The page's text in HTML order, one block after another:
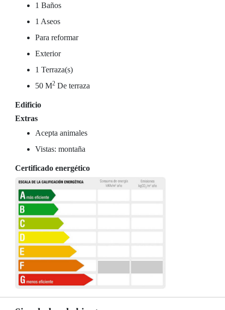
1 Baños
1 Aseos
Para reformar
Exterior
1 Terraza(s)
50 M2 De terraza
Edificio
Extras
Acepta animales
Vistas: montaña
Certificado energético